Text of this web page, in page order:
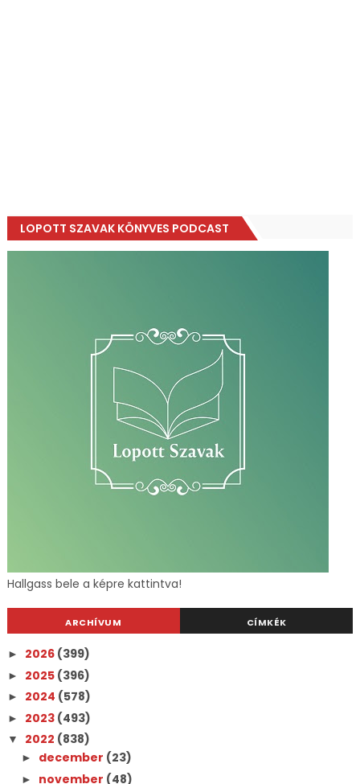
LOPOTT SZAVAK KÖNYVES PODCAST
Hallgass bele a képre kattintva!
ARCHÍVUM CÍMKÉK
► 2026 (399)
► 2025 (396)
► 2024 (578)
► 2023 (493)
▼ 2022 (838)
► december (23)
► november (48)